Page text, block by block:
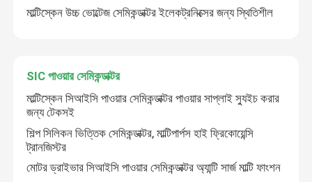
সিলিকন কার্বাইড MOSFET
সুপার জংশন MOSFET
সিলিকন কার্বাইড এসবিডি
মাল্টিস্কেন উচ্চ ভোল্টেজ সেমিকন্ডাক্টর ইলেকট্রনিক্সের জন্য স্থিতিশীল
SIC পাওয়ার সেমিকন্ডাক্টর
মাল্টিস্কেন সিআইসি পাওয়ার সেমিকন্ডাক্টর পাওয়ার সাপ্লাই স্যুইচ করার
জন্য টেকসই
শিল্প সিলিকন ভিত্তিক সেমিকন্ডাক্টর, মাল্টিপার্পস হাই ফ্রিকোয়েন্সি
ট্রানজিস্টর
মোটর ড্রাইভার সিআইসি পাওয়ার সেমিকন্ডাক্টর অ্যান্টি সার্জ মাল্টি ফাংশন